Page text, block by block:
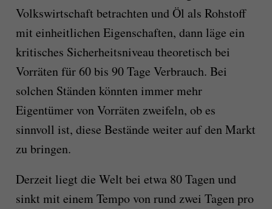
Volkswirtschaft betrachten und Öl als Rohstoff
mit einheitlichen Eigenschaften, dann läge ein
kritisches Sicherheitsniveau theoretisch bei
Vorräten für 60 bis 90 Tage Verbrauch. Bei
solchen Ständen könnten immer mehr
Eigentümer von Vorräten zweifeln, ob es
sinnvoll ist, diese Bestände weiter auf den Markt
zu bringen.
Derzeit liegt die Welt bei etwa 80 Tagen und
sinkt mit einem Tempo von rund zwei Tagen pro